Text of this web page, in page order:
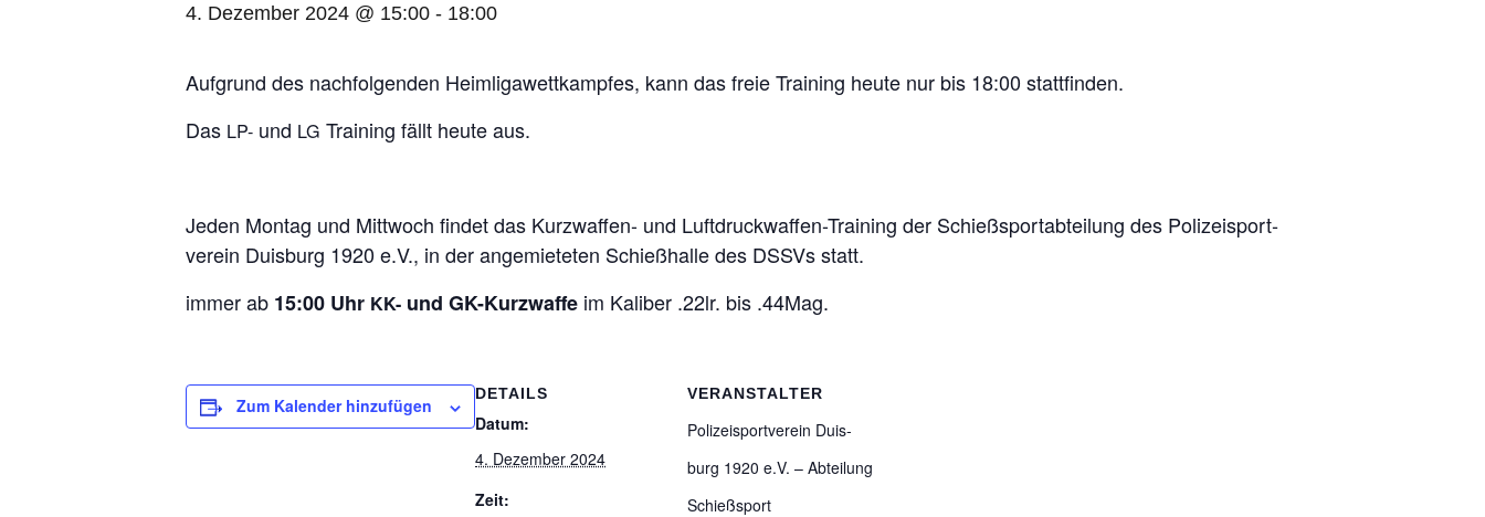
4. Dezember 2024 @ 15:00 - 18:00
Auf­grund des nach­fol­gen­den Heim­li­ga­wett­kamp­fes, kann das freie Trai­ning heute nur bis 18:00 stattfinden.
Das LP- und LG Trai­ning fällt heute aus.
Jeden Mon­tag und Mitt­woch fin­det das Kurz­waf­fen- und Luft­druck­waf­fen-Trai­ning der Schieß­sport­ab­tei­lung des Poli­zei­sport­
ver­ein Duis­burg 1920 e.V., in der ange­mie­te­ten Schieß­halle des DSSVs statt.
immer ab 15:00 Uhr KK- und GK-Kurz­waffe im Kali­ber .22lr. bis .44Mag.
Zum Kalender hinzufügen
DETAILS
Datum:
4. Dezember 2024
Zeit:
VERANSTALTER
Poli­zei­sport­ver­ein Duis­
burg 1920 e.V. – Abtei­lung
Schießsport